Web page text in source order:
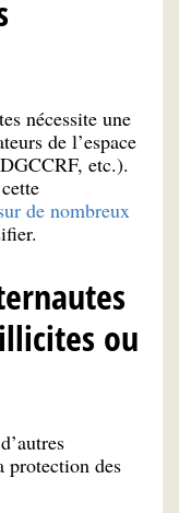
nécessite une
de l’espace
etc.).
de nombreux
ou
protection des